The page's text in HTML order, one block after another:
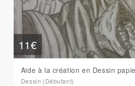
11€
Aide à la création en Dessin
Dessin (Débutant)